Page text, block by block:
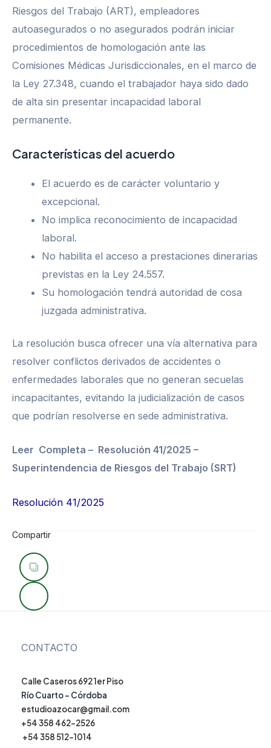
Riesgos del Trabajo (ART), empleadores
autoasegurados o no asegurados podrán iniciar
procedimientos de homologación ante las
Comisiones Médicas Jurisdiccionales, en el marco de
la Ley 27.348, cuando el trabajador haya sido dado
de alta sin presentar incapacidad laboral
permanente.
Características del acuerdo
El acuerdo es de carácter voluntario y
excepcional.
No implica reconocimiento de incapacidad
laboral.
No habilita el acceso a prestaciones dinerarias
previstas en la Ley 24.557.
Su homologación tendrá autoridad de cosa
juzgada administrativa.
La resolución busca ofrecer una vía alternativa para
resolver conflictos derivados de accidentes o
enfermedades laborales que no generan secuelas
incapacitantes, evitando la judicialización de casos
que podrían resolverse en sede administrativa.
Leer Completa – Resolución 41/2025 –
Superintendencia de Riesgos del Trabajo (SRT)
Resolución 41/2025
Compartir
CONTACTO
Calle Caseros 692 1er Piso
Río Cuarto – Córdoba
estudioazocar@gmail.com
+54 358 462-2526
+54 358 512-1014